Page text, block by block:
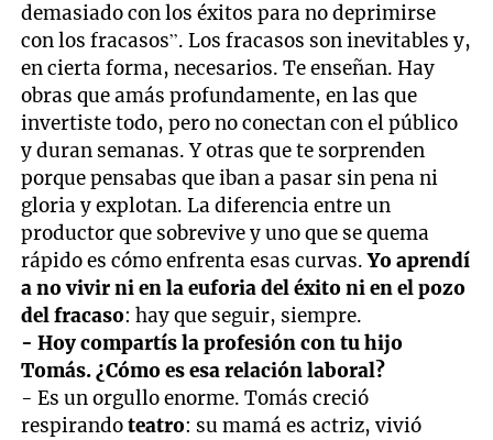
demasiado con los éxitos para no deprimirse
con los fracasos”. Los fracasos son inevitables y,
en cierta forma, necesarios. Te enseñan. Hay
obras que amás profundamente, en las que
invertiste todo, pero no conectan con el público
y duran semanas. Y otras que te sorprenden
porque pensabas que iban a pasar sin pena ni
gloria y explotan. La diferencia entre un
productor que sobrevive y uno que se quema
rápido es cómo enfrenta esas curvas.Yo aprendí
a no vivir ni en la euforia del éxito ni en el pozo
del fracaso: hay que seguir, siempre.
- Hoy compartís la profesión con tu hijo
Tomás. ¿Cómo es esa relación laboral?
- Es un orgullo enorme. Tomás creció
respirandoteatro: su mamá es actriz, vivió